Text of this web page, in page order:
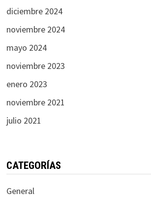
diciembre 2024
noviembre 2024
mayo 2024
noviembre 2023
enero 2023
noviembre 2021
julio 2021
CATEGORÍAS
General